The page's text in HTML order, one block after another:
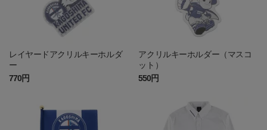
レイヤードアクリルキーホルダ
ー
770円
アクリルキーホルダー（マスコ
ット）
550円